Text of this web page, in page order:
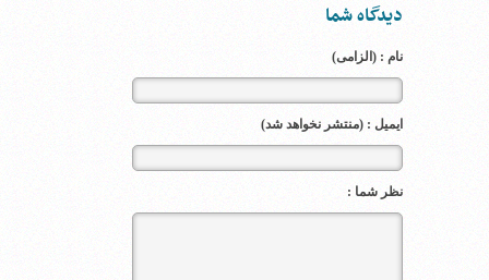
دیدگاه شما
نام : (الزامی)
ایمیل : (منتشر نخواهد شد)
نظر شما :